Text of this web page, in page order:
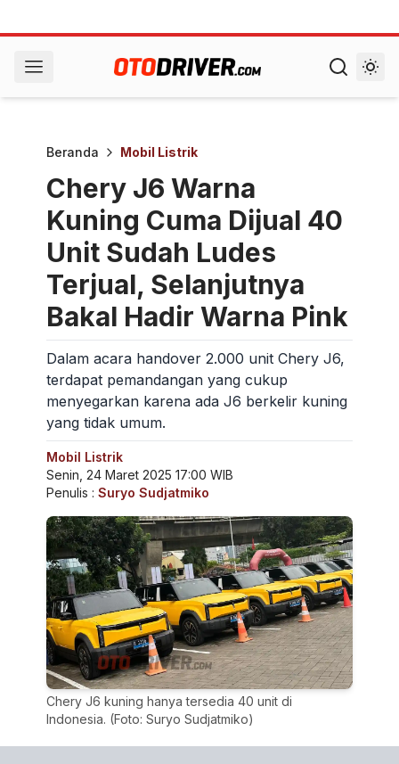
Beranda Mobil Listrik
Chery J6 Warna
Kuning Cuma Dijual 40
Unit Sudah Ludes
Terjual, Selanjutnya
Bakal Hadir Warna Pink
Dalam acara handover 2.000 unit Chery J6,
terdapat pemandangan yang cukup
menyegarkan karena ada J6 berkelir kuning
yang tidak umum.
Mobil Listrik
Senin, 24 Maret 2025 17:00 WIB
Penulis : Suryo Sudjatmiko
Chery J6 kuning hanya tersedia 40 unit di
Indonesia. (Foto: Suryo Sudjatmiko)